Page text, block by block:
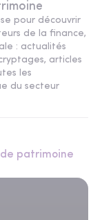
pour découvrir
de la finance,
: actualités
articles
les
du secteur
patrimoine